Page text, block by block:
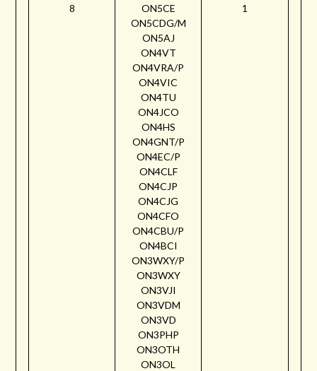
8
ON5CE
ON5CDG/M
ON5AJ
ON4VT
ON4VRA/P
ON4VIC
ON4TU
ON4JCO
ON4HS
ON4GNT/P
ON4EC/P
ON4CLF
ON4CJP
ON4CJG
ON4CFO
ON4CBU/P
ON4BCI
ON3WXY/P
ON3WXY
ON3VJI
ON3VDM
ON3VD
ON3PHP
ON3OTH
ON3OL
1